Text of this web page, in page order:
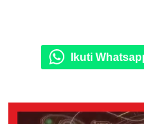
Ikuti